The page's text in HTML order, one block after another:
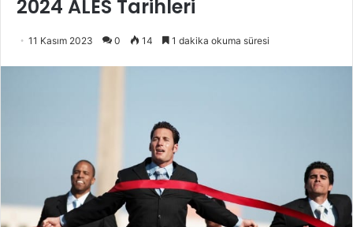
2024 ALES Tarihleri
11 Kasım 2023 0 14 1 dakika okuma süresi